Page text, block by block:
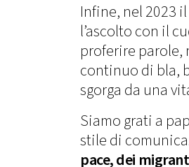
Infine, nel 2023
l’ascolto con il
proferire parole,
continuo di bla,
sgorga da una
Siamo grati a
stile di
pace, dei